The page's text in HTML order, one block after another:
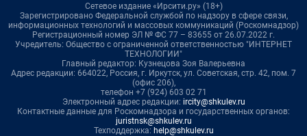
Сетевое издание «Ирсити.ру» (18+)
Зарегистрировано Федеральной службой по надзору в сфере связи,
информационных технологий и массовых коммуникаций (Роскомнадзор)
Регистрационный номер ЭЛ № ФС 77 – 83655 от 26.07.2022 г.
Учредитель: Общество с ограниченной ответственностью "ИНТЕРНЕТ
ТЕХНОЛОГИИ"
Главный редактор: Кузнецова Зоя Валерьевна
Адрес редакции: 664022, Россия, г. Иркутск, ул. Советская, стр. 42, пом. 7
(офис 206),
телефон +7 (924) 603 02 71
Электронный адрес редакции: ircity@shkulev.ru
Контактные данные для Роскомнадзора и государственных органов:
juristnsk@shkulev.ru
Техподдержка: help@shkulev.ru